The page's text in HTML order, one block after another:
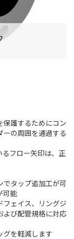
保護するためにコン
の周囲を通過する
フロー矢印は、正
でタップ追加工が可
可能
フェイス、リングジ
よび配管規格に対応
グを軽減します